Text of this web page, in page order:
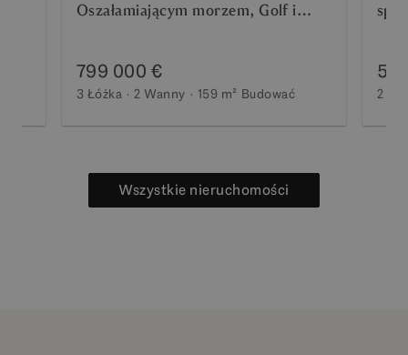
Oszałamiającym morzem, Golf i
799 000 €
3 Łóżka 2 Wanny 159 m² Budować 2
Wszystkie nieruchomości